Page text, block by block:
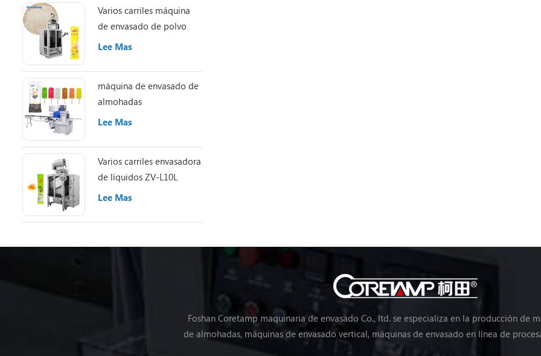
empaquetadora de
barras
Varios carriles máquina
de envasado de polvo
Lee Mas
máquina de envasado de
almohadas
Lee Mas
Varios carriles envasadora
de líquidos ZV-L10L
Lee Mas
Foshan Coretamp maquinaria de envasado Co., ltd. se especializa en la producción de
de almohadas, máquinas de envasado vertical, máquinas de envasado en línea de
máquinas de envasado de verduras, máquinas de embalaje, etc.